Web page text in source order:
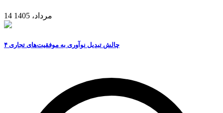
14 مرداد، 1405
۴ چالش تبدیل نوآوری به موفقیت‌های تجاری